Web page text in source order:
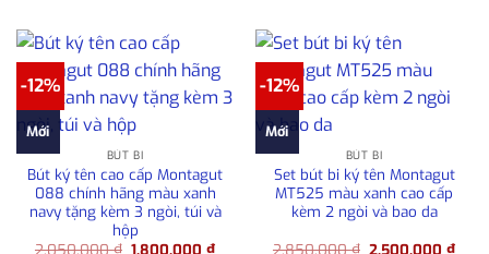
-12%
Mới
BÚT BI
Bút ký tên cao cấp Montagut
088 chính hãng màu xanh
navy tặng kèm 3 ngòi, túi và
hộp
2.050.000₫ Giá
1.800.000₫Giá
-12%
Mới
BÚT BI
Set bút bi ký tên Montagut
MT525 màu xanh cao cấp
kèm 2 ngòi và bao da
2.850.000₫ Giá
2.500.000₫Giá